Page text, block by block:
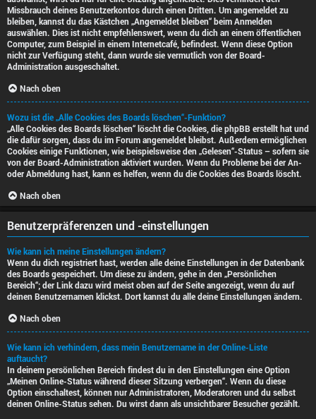
Missbrauch deines Benutzerkontos durch einen Dritten. Um angemeldet zu
bleiben, kannst du das Kästchen „Angemeldet bleiben“ beim Anmelden
auswählen. Dies ist nicht empfehlenswert, wenn du dich an einem öffentlichen
Computer, zum Beispiel in einem Internetcafé, befindest. Wenn diese Option
nicht zur Verfügung steht, dann wurde sie vermutlich von der Board-
Administration ausgeschaltet.
Nach oben
Wozu ist die „Alle Cookies des Boards löschen“-Funktion?
„Alle Cookies des Boards löschen“ löscht die Cookies, die phpBB erstellt hat und
die dafür sorgen, dass du im Forum angemeldet bleibst. Außerdem ermöglichen
Cookies einige Funktionen, wie beispielsweise den „Gelesen“-Status – sofern sie
von der Board-Administration aktiviert wurden. Wenn du Probleme bei der An-
oder Abmeldung hast, kann es helfen, wenn du die Cookies des Boards löscht.
Nach oben
Benutzerpräferenzen und -einstellungen
Wie kann ich meine Einstellungen ändern?
Wenn du dich registriert hast, werden alle deine Einstellungen in der Datenbank
des Boards gespeichert. Um diese zu ändern, gehe in den „Persönlichen
Bereich“; der Link dazu wird meist oben auf der Seite angezeigt, wenn du auf
deinen Benutzernamen klickst. Dort kannst du alle deine Einstellungen ändern.
Nach oben
Wie kann ich verhindern, dass mein Benutzername in der Online-Liste
auftaucht?
In deinem persönlichen Bereich findest du in den Einstellungen eine Option
„Meinen Online-Status während dieser Sitzung verbergen“. Wenn du diese
Option einschaltest, können nur Administratoren, Moderatoren und du selbst
deinen Online-Status sehen. Du wirst dann als unsichtbarer Besucher gezählt.